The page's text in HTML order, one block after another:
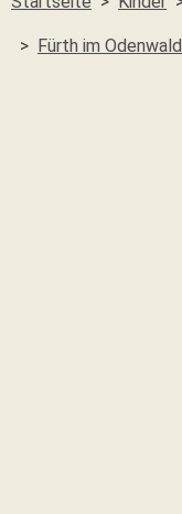
Fürth im Odenwald